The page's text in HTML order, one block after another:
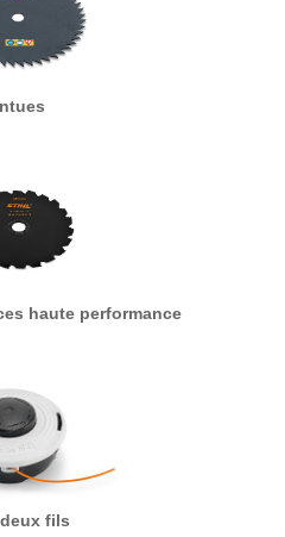
haute performance
fils